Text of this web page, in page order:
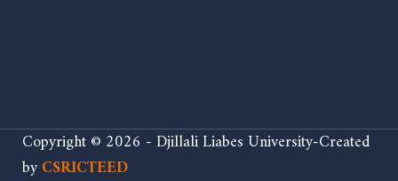
Copyright © 2026 - Djillali Liabes University-Created
byCSRICTEED